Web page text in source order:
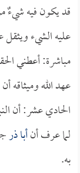
قد يكون فيه شيءٌ
عليه الشيء ويثقل
مباشرة: أعطني
عهد الله وميثاقه
الحادي عشر: أن
لما عرف أنأبا ذر
به.